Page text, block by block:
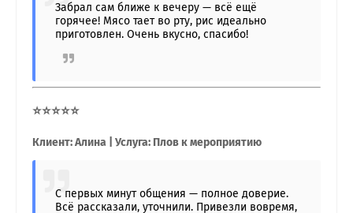
Забрал сам ближе к вечеру — всё ещё
горячее! Мясо тает во рту, рис идеально
приготовлен. Очень вкусно, спасибо!
⭐⭐⭐⭐⭐
Клиент: Алина | Услуга: Плов к мероприятию
С первых минут общения — полное доверие.
Всё рассказали, уточнили. Привезли вовремя,